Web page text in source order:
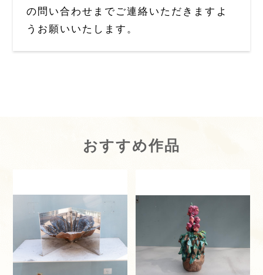
の問い合わせまでご連絡いただきますよ
うお願いいたします。
おすすめ作品